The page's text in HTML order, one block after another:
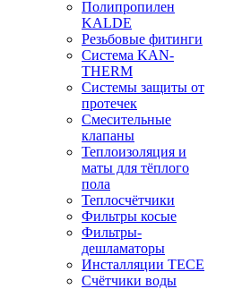
Полипропилен
KALDE
Резьбовые фитинги
Система KAN-
THERM
Системы защиты от
протечек
Смесительные
клапаны
Теплоизоляция и
маты для тёплого
пола
Теплосчётчики
Фильтры косые
Фильтры-
дешламаторы
Инсталляции TECE
Счётчики воды